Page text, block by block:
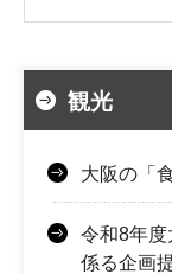
観光
大阪の「
令和8年度
係る企画